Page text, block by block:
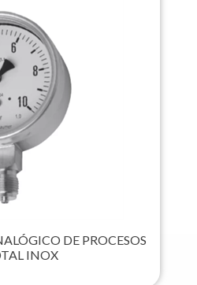
DE PROCESOS
INOX